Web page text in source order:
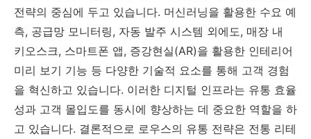
전략의 중심에 두고 있습니다. 머신러닝을 활용한 수요 예
측, 공급망 모니터링, 자동 발주 시스템 외에도, 매장 내
키오스크, 스마트폰 앱, 증강현실(AR)을 활용한 인테리어
미리 보기 기능 등 다양한 기술적 요소를 통해 고객 경험
을 혁신하고 있습니다. 이러한 디지털 인프라는 유통 효율
성과 고객 몰입도를 동시에 향상하는 데 중요한 역할을 하
고 있습니다. 결론적으로 로우스의 유통 전략은 전통 리테